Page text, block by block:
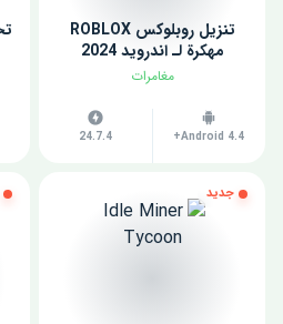
تنزيل روبلوكس ROBLOX
مهكرة لـ اندرويد 2024
مغامرات
Android 4.4+
24.7.4
جديد